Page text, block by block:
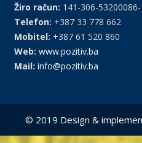
Žiro račun: 141-306-
Telefon: +387 33 778 662
Mobitel: +387 61 520 860
Web: www.pozitiv.ba
Mail: info@pozitiv.ba
© 2019 Design &